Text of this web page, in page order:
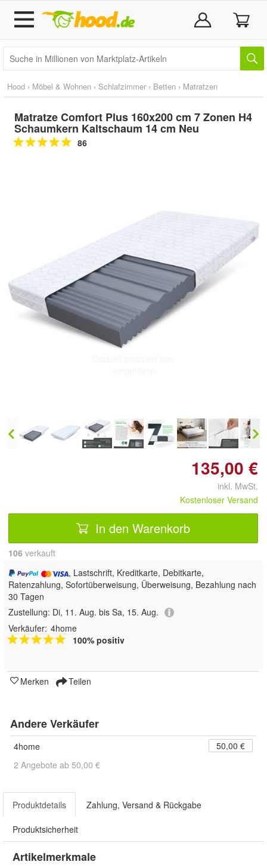
Hood › Möbel & Wohnen › Schlafzimmer › Betten › Matratzen
Matratze Comfort Plus 160x200 cm 7 Zonen H4
Schaumkern Kaltschaum 14 cm Neu
86
135,00 €
inkl. MwSt.
Kostenloser Versand
In den Warenkorb
106 verkauft
, Lastschrift, Kreditkarte, Debitkarte,
Ratenzahlung, Sofortüberweisung, Überweisung, Bezahlung nach
30 Tagen
Zustellung: Di, 11. Aug. bis Sa, 15. Aug.
Verkäufer: 4home
100% positiv
Merken Teilen
Andere Verkäufer
4home
50,00 €
2 Angebote ab 50,00 €
Produktdetails Zahlung, Versand & Rückgabe
Produktsicherheit
Artikelmerkmale